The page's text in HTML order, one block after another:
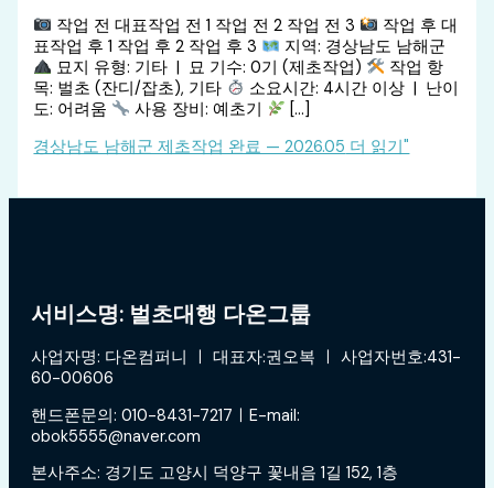
작업 전 대표작업 전 1 작업 전 2 작업 전 3
작업 후 대
표작업 후 1 작업 후 2 작업 후 3
지역: 경상남도 남해군
묘지 유형: 기타 | 묘 기수: 0기 (제초작업)
작업 항
목: 벌초 (잔디/잡초), 기타
소요시간: 4시간 이상 | 난이
도: 어려움
사용 장비: 예초기
[…]
경상남도 남해군 제초작업 완료 — 2026.05 더 읽기"
서비스명: 벌초대행 다온그룹
사업자명: 다온컴퍼니 ㅣ 대표자:권오복 ㅣ 사업자번호:431-
60-00606
핸드폰문의: 010-8431-7217ㅣE-mail:
obok5555@naver.com
본사주소: 경기도 고양시 덕양구 꽃내음 1길 152, 1층